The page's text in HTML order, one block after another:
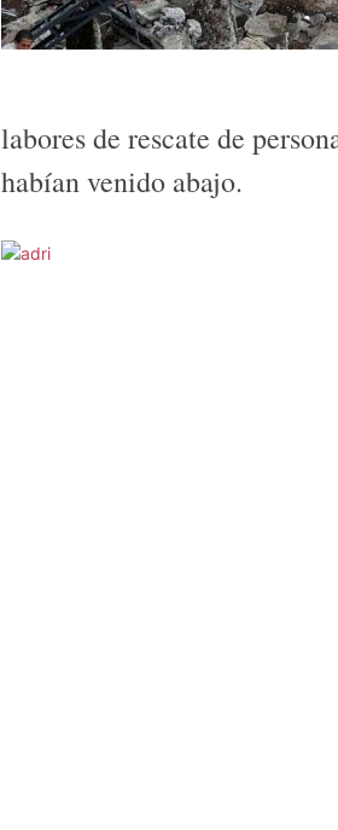
labores de rescate de
habían venido abajo.